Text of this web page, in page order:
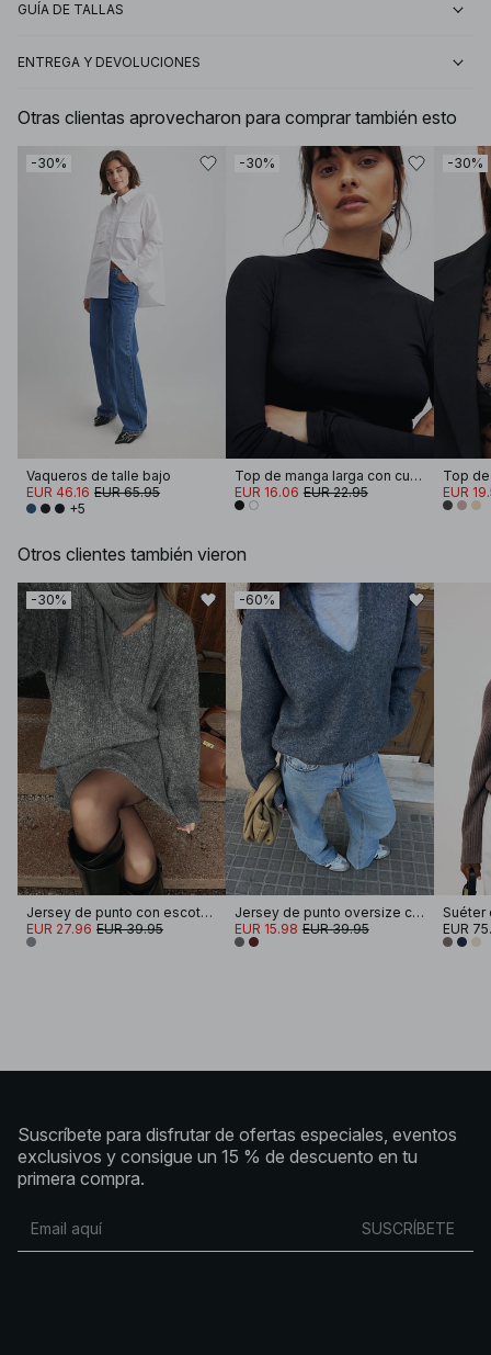
GUÍA DE TALLAS
ENTREGA Y DEVOLUCIONES
Otras clientas aprovecharon para comprar también esto
-30%
Vaqueros de talle bajo
EUR 46.16 EUR 65.95
+5
-30%
Top de manga larga con cuello de embudo Soft Line
EUR 16.06 EUR 22.95
-30%
EUR
Otros clientes también vieron
-30%
Jersey de punto con escote en V
EUR 27.96 EUR 39.95
-60%
Jersey de punto oversize con cuello
EUR 15.98 EUR 39.95 EUR
Suscríbete para disfrutar de ofertas especiales, eventos
exclusivos y consigue un 15 % de descuento en tu
primera compra.
SUSCRÍBETE